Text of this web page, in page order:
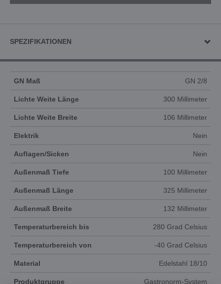
SPEZIFIKATIONEN
GN Maß GN 2/8
Lichte Weite Länge 300 Millimeter
Lichte Weite Breite 106 Millimeter
Elektrik Nein
Auflagen/Sicken Nein
Außenmaß Tiefe 100 Millimeter
Außenmaß Länge 325 Millimeter
Außenmaß Breite 132 Millimeter
Temperaturbereich bis 280 Grad Celsius
Temperaturbereich von -40 Grad Celsius
Material Edelstahl 18/10
Produktgruppe Gastronorm-System